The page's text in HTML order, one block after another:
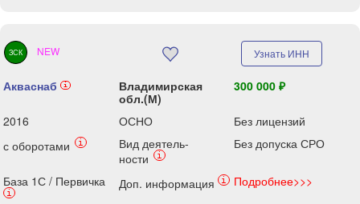
ЗСК NEW Узнать ИНН
Акваснаб i
Владимирская
обл.(М)
300 000 ₽
2016 ОСНО
Без лицензий
с оборотами
i
Вид деятель-
ности
i
Без допуска СРО
База 1С / Первичка
i
Доп. информация i Подробнее>>>